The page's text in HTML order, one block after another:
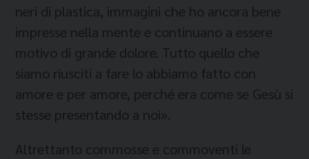
neri di plastica, immagini che ho ancora bene
impresse nella mente e continuano a essere
motivo di grande dolore. Tutto quello che
siamo riusciti a fare lo abbiamo fatto con
amore e per amore, perché era come se Gesù si
stesse presentando a noi».
Altrettanto commosse e commoventi le